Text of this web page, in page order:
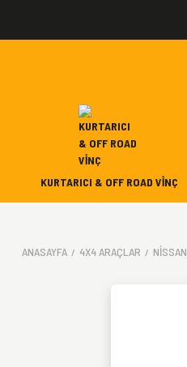
KURTARICI & OFF ROAD VINÇ
ANASAYFA 4X4 ARAÇLAR NISSAN